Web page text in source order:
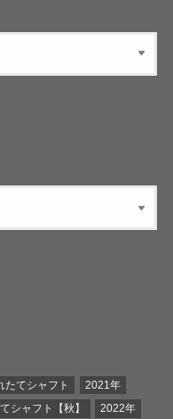
たてシャフト
2021年
シャフト【秋】
2022年